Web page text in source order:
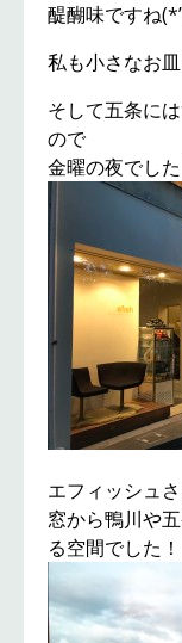
醍醐味ですね
私も小さなお
そして五条に
ので
金曜の夜でし
エフィッシュ
窓から鴨川や
る空間でした！